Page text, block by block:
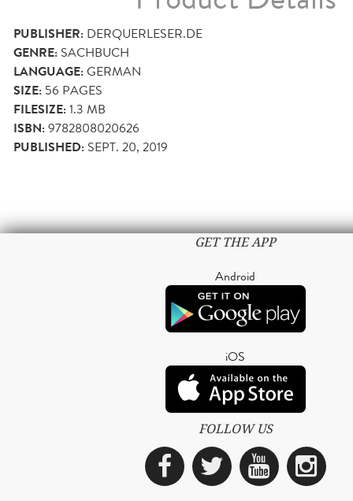
PUBLISHER: DERQUERLESER.DE
GENRE: SACHBUCH
LANGUAGE:GERMAN
SIZE: 56 PAGES
FILESIZE:1.3 MB
ISBN:9782808020626
PUBLISHED: SEPT. 20, 2019
GET THE APP
Android
iOS
FOLLOW US
Facebook
Twitter